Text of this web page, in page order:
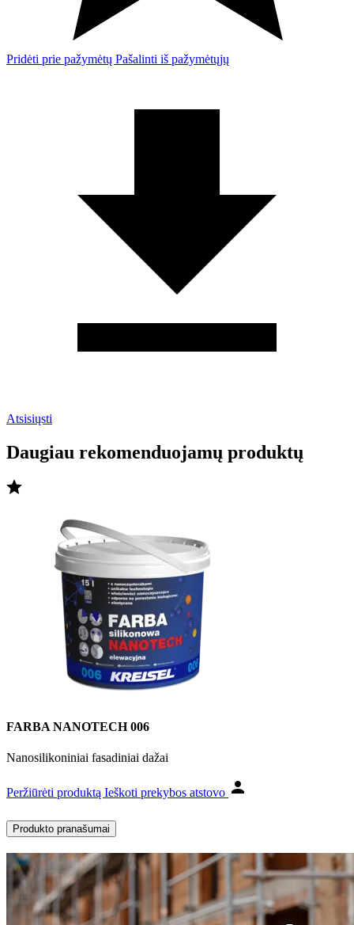
Pridėti prie pažymėtų Pašalinti iš pažymėtųjų
Atsisiųsti
Daugiau rekomenduojamų produktų
FARBA NANOTECH 006
Nanosilikoniniai fasadiniai dažai
Peržiūrėti produktą Ieškoti prekybos atstovo
Produkto pranašumai